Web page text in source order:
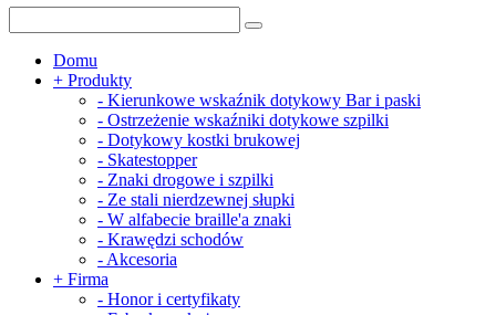
Domu
+ Produkty
- Kierunkowe wskaźnik dotykowy Bar i paski
- Ostrzeżenie wskaźniki dotykowe szpilki
- Dotykowy kostki brukowej
- Skatestopper
- Znaki drogowe i szpilki
- Ze stali nierdzewnej słupki
- W alfabecie braille'a znaki
- Krawędzi schodów
- Akcesoria
+ Firma
- Honor i certyfikaty